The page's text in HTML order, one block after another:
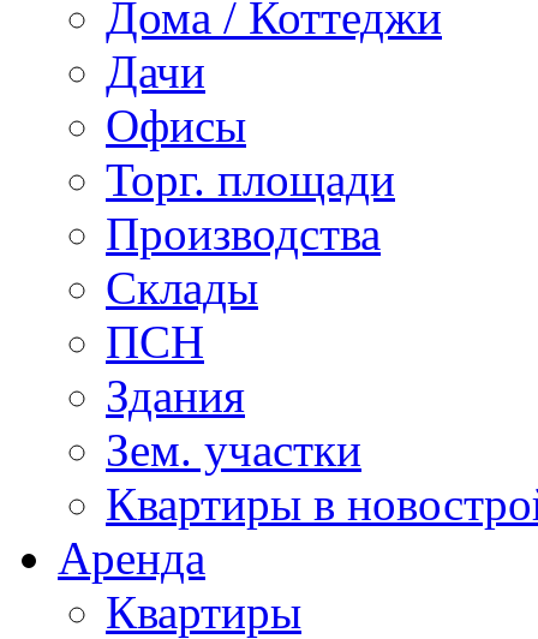
Дома / Коттеджи
Дачи
Офисы
Торг. площади
Производства
Склады
ПСН
Здания
Зем. участки
Квартиры в
Аренда
Квартиры